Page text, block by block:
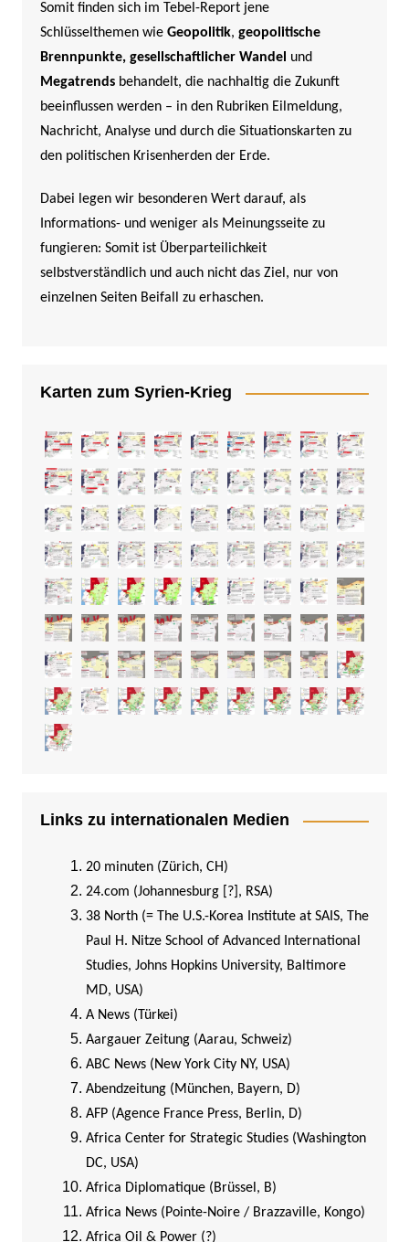
Somit finden sich im Tebel-Report jene
Schlüsselthemen wie Geopolitik, geopolitische
Brennpunkte, gesellschaftlicher Wandel und
Megatrendsbehandelt, die nachhaltig die Zukunft
beeinflussen werden – in den Rubriken Eilmeldung,
Nachricht, Analyse und durch die Situationskarten zu
den politischen Krisenherden der Erde.
Dabei legen wir besonderen Wert darauf, als
Informations- und weniger als Meinungsseite zu
fungieren: Somit ist Überparteilichkeit
selbstverständlich und auch nicht das Ziel, nur von
einzelnen Seiten Beifall zu erhaschen.
Karten zum Syrien-Krieg
Links zu internationalen Medien
20 minuten (Zürich, CH)
24.com (Johannesburg [?], RSA)
38 North (= The U.S.-Korea Institute at SAIS, The
Paul H. Nitze School of Advanced International
Studies, Johns Hopkins University, Baltimore
MD, USA)
A News (Türkei)
Aargauer Zeitung (Aarau, Schweiz)
ABC News (New York City NY, USA)
Abendzeitung (München, Bayern, D)
AFP (Agence France Press, Berlin, D)
Africa Center for Strategic Studies (Washington
DC, USA)
Africa Diplomatique (Brüssel, B)
Africa News (Pointe-Noire / Brazzaville, Kongo)
Africa Oil & Power (?)